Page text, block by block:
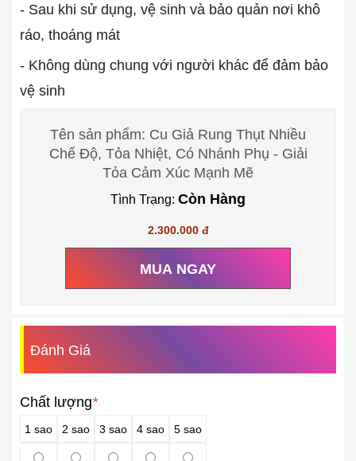
- Sau khi sử dụng, vệ sinh và bảo quản nơi khô
ráo, thoáng mát
- Không dùng chung với người khác để đảm bảo
vệ sinh
Tên sản phẩm: Cu Giả Rung Thụt Nhiều
Chế Độ, Tỏa Nhiệt, Có Nhánh Phụ - Giải
Tỏa Cảm Xúc Mạnh Mẽ
Tình Trạng: Còn Hàng
2.300.000 đ
MUA NGAY
Đánh Giá
Chất lượng*
1 sao 2 sao 3 sao 4 sao 5 sao